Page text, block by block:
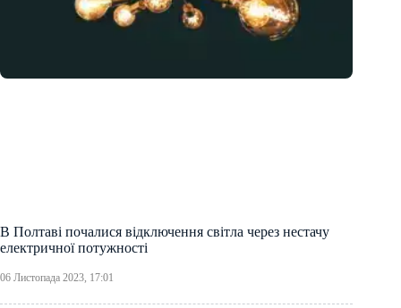
В Полтаві почалися відключення світла через нестачу
електричної потужності
06 Листопада 2023, 17:01